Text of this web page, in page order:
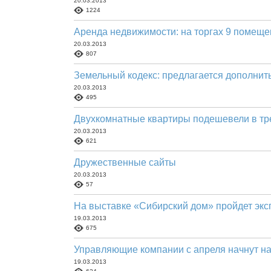
1224
Аренда недвижимости: на торгах 9
20.03.2013
807
Земельный кодекс: предлагается
20.03.2013
495
Двухкомнатные квартиры подешевели в
20.03.2013
621
Дружественные сайты
20.03.2013
57
На выставке «Сибирский дом» пройдет
19.03.2013
675
Управляющие компании с апреля начнут
19.03.2013